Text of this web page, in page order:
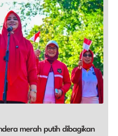
merah putih dibagikan